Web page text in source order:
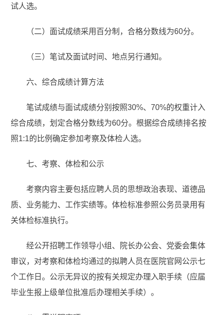
试人选。
（二）面试成绩采用百分制，合格分数线为60分。
（三）笔试及面试时间、地点另行通知。
六、综合成绩计算方法
笔试成绩与面试成绩分别按照30%、70%的权重计入
综合成绩，划定合格分数线为60分。根据综合成绩排名按
照1:1的比例确定参加考察及体检人选。
七、考察、体检和公示
考察内容主要包括应聘人员的思想政治表现、道德品
质、业务能力、工作实绩等。体检标准参照公务员录用有
关体检标准执行。
经公开招聘工作领导小组、院长办公会、党委会集体
审议，对考察和体检均通过的拟聘人员在医院官网公示七
个工作日。公示无异议的按有关规定办理入职手续（应届
毕业生报上级单位批准后办理相关手续）。